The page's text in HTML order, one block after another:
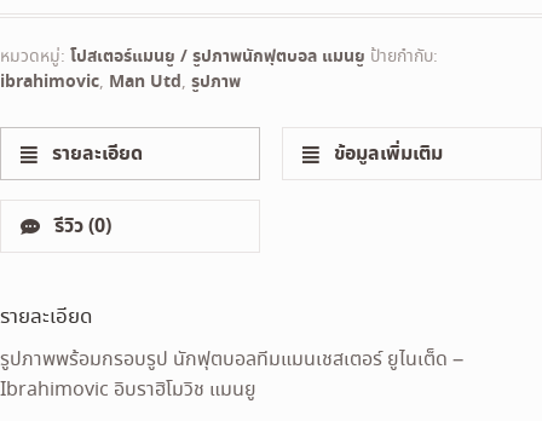
หมวดหมู่: โปสเตอร์แมนยู / รูปภาพนักฟุตบอล แมนยู ป้ายกำกับ:
ibrahimovic, Man Utd, รูปภาพ
รายละเอียด ข้อมูลเพิ่มเติม
รีวิว (0)
รายละเอียด
รูปภาพพร้อมกรอบรูป นักฟุตบอลทีมแมนเชสเตอร์ ยูไนเต็ด –
Ibrahimovic อิบราฮิโมวิช แมนยู